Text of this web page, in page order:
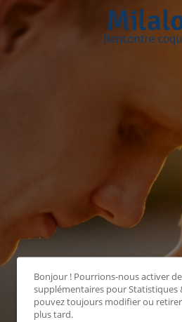
Bonjour ! Pourrions-nous activer
supplémentaires pourStatistiques
pouvez toujours modifier ou
plus tard.